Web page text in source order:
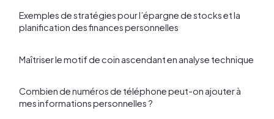
Exemples de stratégies pour l’épargne de stocks et la
planification des finances personnelles
Maîtriser le motif de coin ascendant en analyse technique
Combien de numéros de téléphone peut-on ajouter à
mes informations personnelles ?